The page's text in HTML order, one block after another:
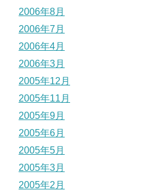
2006年8月
2006年7月
2006年4月
2006年3月
2005年12月
2005年11月
2005年9月
2005年6月
2005年5月
2005年3月
2005年2月